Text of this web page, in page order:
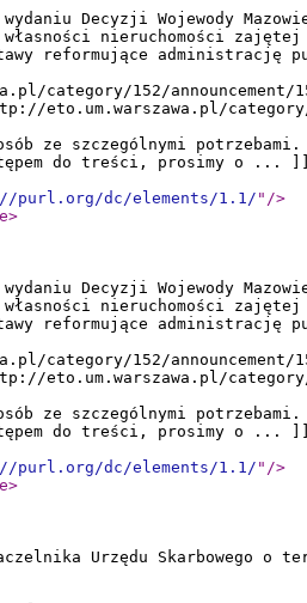
wydaniu Decyzji Wojewody
własności nieruchomości
reformujące administrację
category/152/announcement/
eto.um.warszawa.pl/category/
ze szczególnymi
do treści, prosimy o ...
purl.org/dc/elements/1.1/" />
>
wydaniu Decyzji Wojewody
własności nieruchomości
reformujące administrację
category/152/announcement/
eto.um.warszawa.pl/category/
ze szczególnymi
do treści, prosimy o ...
purl.org/dc/elements/1.1/" />
>
Urzędu Skarbowego